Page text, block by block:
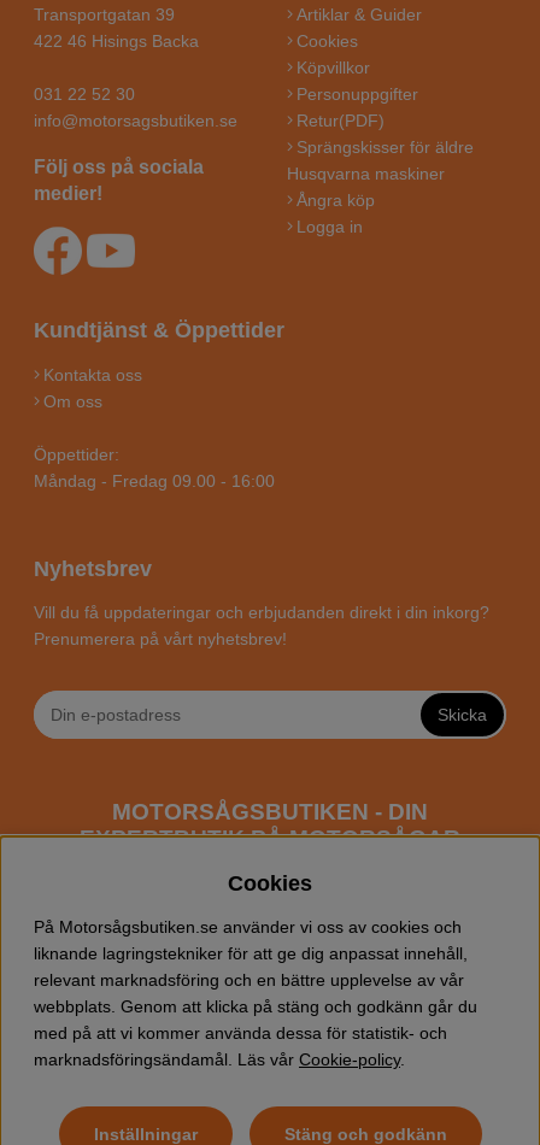
Transportgatan 39
422 46 Hisings Backa
031 22 52 30
info@motorsagsbutiken.se
Följ oss på sociala
medier!
Artiklar & Guider
Cookies
Köpvillkor
Personuppgifter
Retur(PDF)
Sprängskisser för äldre
Husqvarna maskiner
Ångra köp
Logga in
Kundtjänst & Öppettider
Kontakta oss
Om oss
Öppettider:
Måndag - Fredag 09.00 - 16:00
Nyhetsbrev
Vill du få uppdateringar och erbjudanden direkt i din inkorg?
Prenumerera på vårt nyhetsbrev!
Skicka
MOTORSÅGSBUTIKEN - DIN
EXPERTBUTIK PÅ MOTORSÅGAR
fokus mot entusiaster och professionella användare av
motorsågar. Vi erbjuder ett brett sortiment av
Husqvarna motorsågarsamt alla tänkbaratillbehör
du kan behöva vid trädfällning, gallring och allmän
skogsskötsel. Välkommen att handla din Husqvarna
motorsåg och tillbehör online hos oss!
Cookies
På Motorsågsbutiken.se använder vi oss av cookies och
liknande lagringstekniker för att ge dig anpassat innehåll,
relevant marknadsföring och en bättre upplevelse av vår
webbplats. Genom att klicka på stäng och godkänn går du
med på att vi kommer använda dessa för statistik- och
marknadsföringsändamål. Läs vår Cookie-policy.
Inställningar Stäng och godkänn